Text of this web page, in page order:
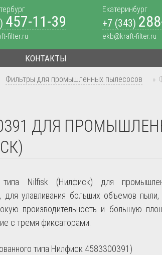
457-11-39
filter.ru
Екатеринбург
+7 (343)
ekb@kraft-filter.ru
КОНТАКТЫ
Фильтры для промышленных пылесосов »
ДЛЯ
типа Nilfisk (Нилфиск) для
улавливания больших объемов пыли,
производительность и большую
с тремя фиксаторами.
типа Нилфиск 4583300391)